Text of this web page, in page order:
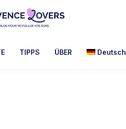
TIPPS ÜBER Deutsch